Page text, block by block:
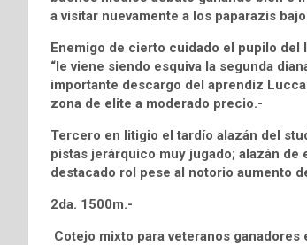
a visitar nuevamente a los paparazis
Enemigo de cierto cuidado el pupilo del
“le viene siendo esquiva la segunda
importante descargo del aprendiz
zona de elite a moderado precio.-
Tercero en litigio el tardío alazán del
pistas jerárquico muy jugado; alazán
destacado rol pese al notorio aumento
2da. 1500m.-
Cotejo mixto para veteranos